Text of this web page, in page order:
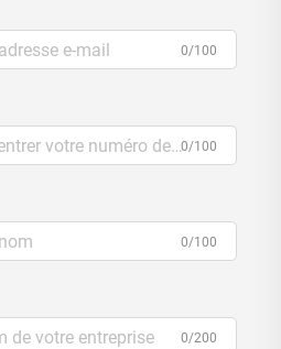
0/100
0/100
0/100
0/200